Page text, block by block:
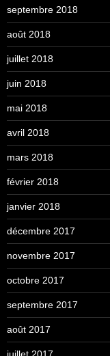
septembre 2018
août 2018
juillet 2018
juin 2018
mai 2018
avril 2018
mars 2018
février 2018
janvier 2018
décembre 2017
novembre 2017
octobre 2017
septembre 2017
août 2017
juillet 2017